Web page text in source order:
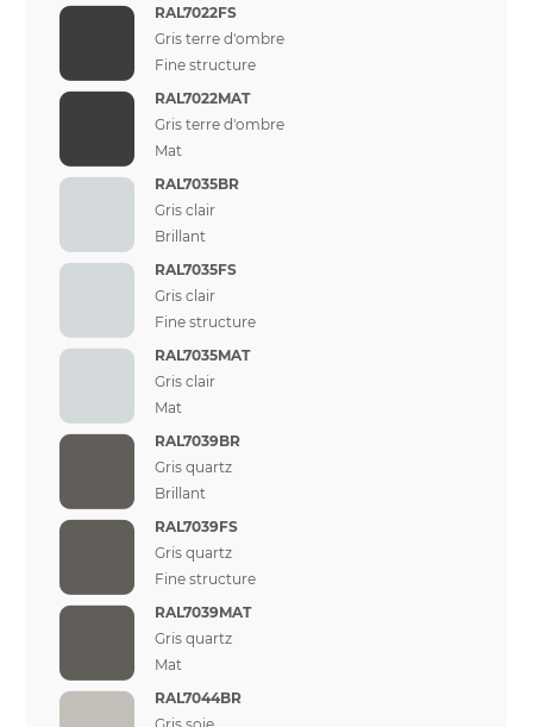
RAL7022FS
Gris terre d'ombre
Fine structure
RAL7022MAT
Gris terre d'ombre
Mat
RAL7035BR
Gris clair
Brillant
RAL7035FS
Gris clair
Fine structure
RAL7035MAT
Gris clair
Mat
RAL7039BR
Gris quartz
Brillant
RAL7039FS
Gris quartz
Fine structure
RAL7039MAT
Gris quartz
Mat
RAL7044BR